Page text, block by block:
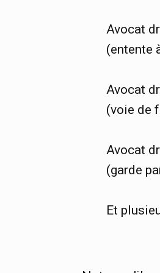
Avocat
(entente
Avocat
(voie de
Avocat
(garde
Et